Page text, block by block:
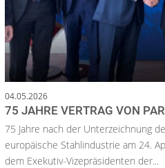
04.05.2026
75 JAHRE VERTRAG VON
75 Jahre nach der Unterzeichnung
europäische Stahlindustrie am 24.
dem Exekutiv-Vizepräsidenten der...